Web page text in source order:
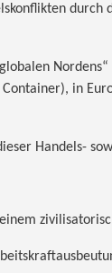
durch
Nordens“
in
Handels-